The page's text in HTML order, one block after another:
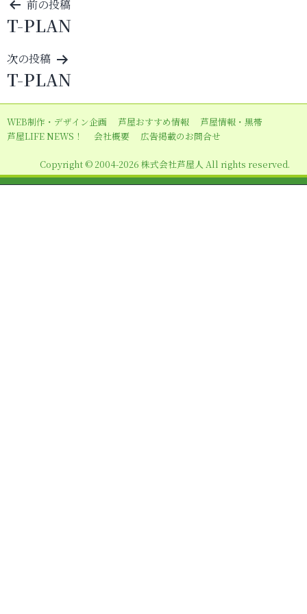
投
稿
ナ
ビ
ゲ
ー
シ
ン
前の投稿
T-PLAN
次の投稿
T-PLAN
WEB制作・デザイン企画 芦屋おすすめ情報
芦屋情報・黒帯
芦屋LIFE NEWS！
会社概要 広告掲載のお問合せ
Copyright © 2004-2026 株式会社芦屋人 All rights reserved.